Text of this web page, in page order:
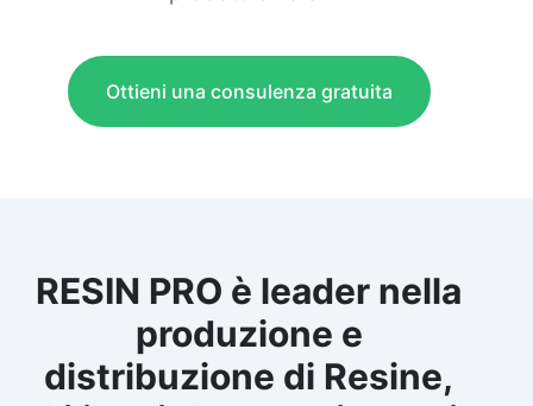
Ottieni una consulenza gratuita
RESIN PRO è leader nella
produzione e
distribuzione di Resine,